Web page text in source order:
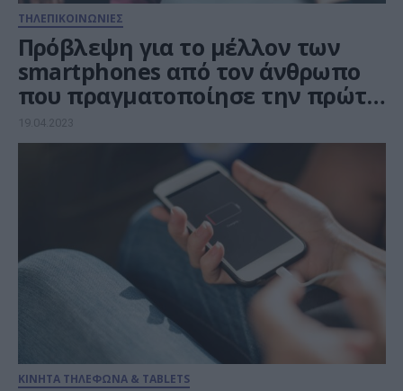
ΤΗΛΕΠΙΚΟΙΝΩΝΙΕΣ
Πρόβλεψη για το μέλλον των
smartphones από τον άνθρωπο
που πραγματοποίησε την πρώτη
κλήση σε κινητό τηλέφωνο
19.04.2023
ΚΙΝΗΤΑ ΤΗΛΕΦΩΝΑ & TABLETS